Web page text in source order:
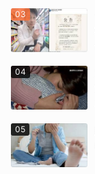
03
04
05